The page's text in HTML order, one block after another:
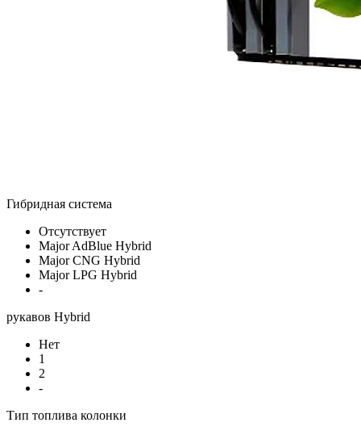
Гибридная система
Отсутствует
Major AdBlue Hybrid
Major CNG Hybrid
Major LPG Hybrid
-
рукавов Hybrid
Нет
1
2
-
Тип топлива колонки